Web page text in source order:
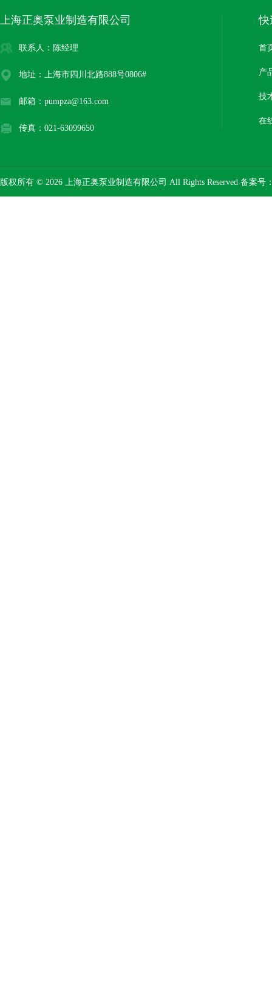
上海正奥泵业制造有限公司
联系人：陈经理
地址：上海市四川北路888号0806#
邮箱：pumpza@163.com
传真：021-63099650
快
首
产
技
在
版权所有 © 2026 上海正奥泵业制造有限公司 All Rights Reserved 备案号